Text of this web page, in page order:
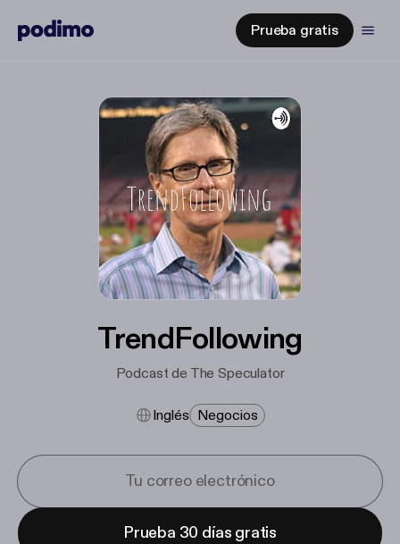
Prueba gratis
TrendFollowing
Podcast de The Speculator
Inglés Negocios
Prueba 30 días gratis